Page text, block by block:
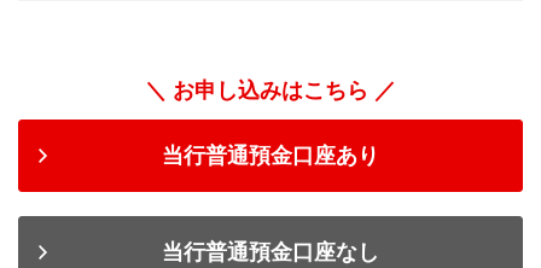
＼ お申し込みはこちら ／
当行普通預金口座あり
当行普通預金口座なし